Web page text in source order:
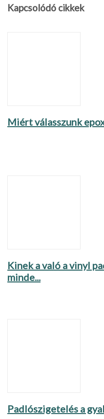
Kapcsolódó cikkek
Miért válasszunk
Kinek a való a vinyl
minde...
Padlószigetelés a